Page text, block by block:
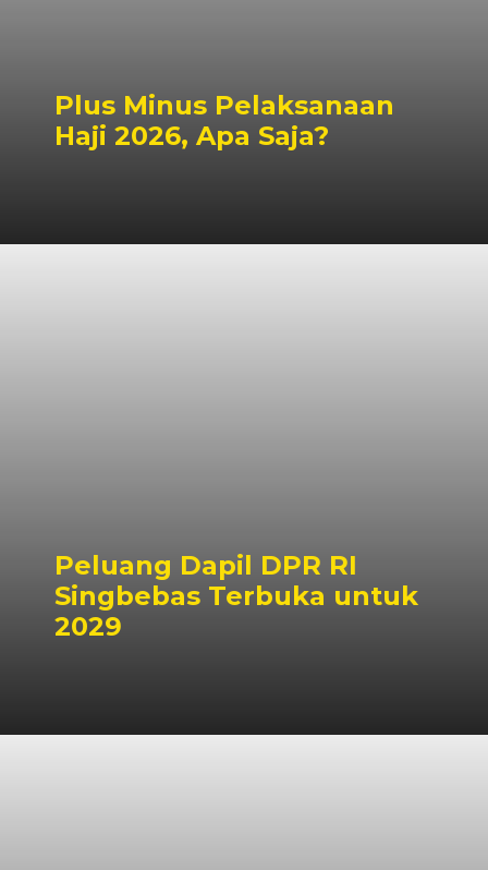
Plus Minus Pelaksanaan
Haji 2026, Apa Saja?
Peluang Dapil DPR RI
Singbebas Terbuka untuk
2029